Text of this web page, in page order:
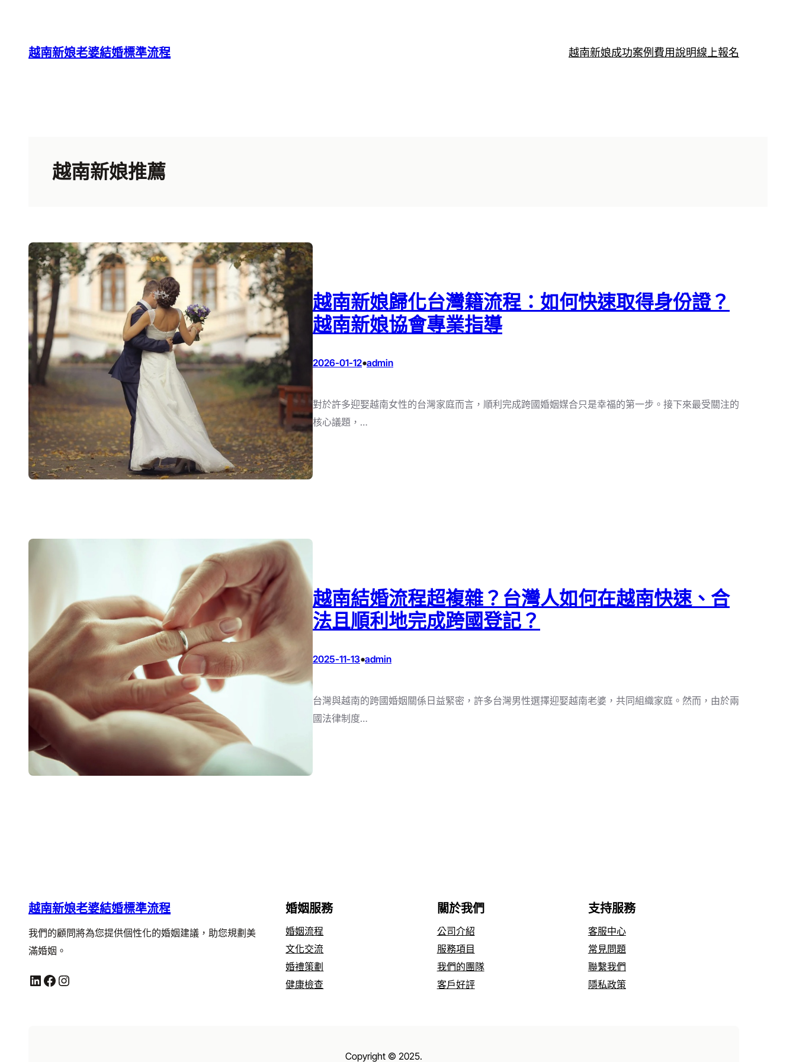
越南新娘老婆結婚標準流程 越南新娘成功案例 費用說明線上報名
越南新娘推薦
越南新娘歸化台灣籍流程：如何快速取得身份證？
越南新娘協會專業指導
2026-01-12•admin
對於許多迎娶越南女性的台灣家庭而言，順利完成跨國婚姻媒合只是幸福的第一步。接下來最受關注的
核心議題，…
越南結婚流程超複雜？台灣人如何在越南快速、合
法且順利地完成跨國登記？
2025-11-13•admin
台灣與越南的跨國婚姻關係日益緊密，許多台灣男性選擇迎娶越南老婆，共同組織家庭。然而，由於兩
國法律制度…
越南新娘老婆結婚標準流程
我們的顧問將為您提供個性化的婚姻建議，助您規劃美
滿婚姻。
LinkedIn Facebook Instagram
婚姻服務
婚姻流程
文化交流
婚禮策劃
健康檢查
關於我們
公司介紹
服務項目
我們的團隊
客戶好評
支持服務
客服中心
常見問題
聯繫我們
隱私政策
Copyright © 2025.